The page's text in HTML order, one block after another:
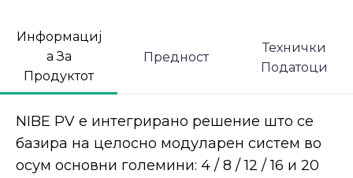
Информациј
а За
Продуктот
Предност
Технички
Податоци
NIBE PV е интегрирано решение што се
базира на целосно модуларен систем во
осум основни големини: 4 / 8 / 12 / 16 и 20